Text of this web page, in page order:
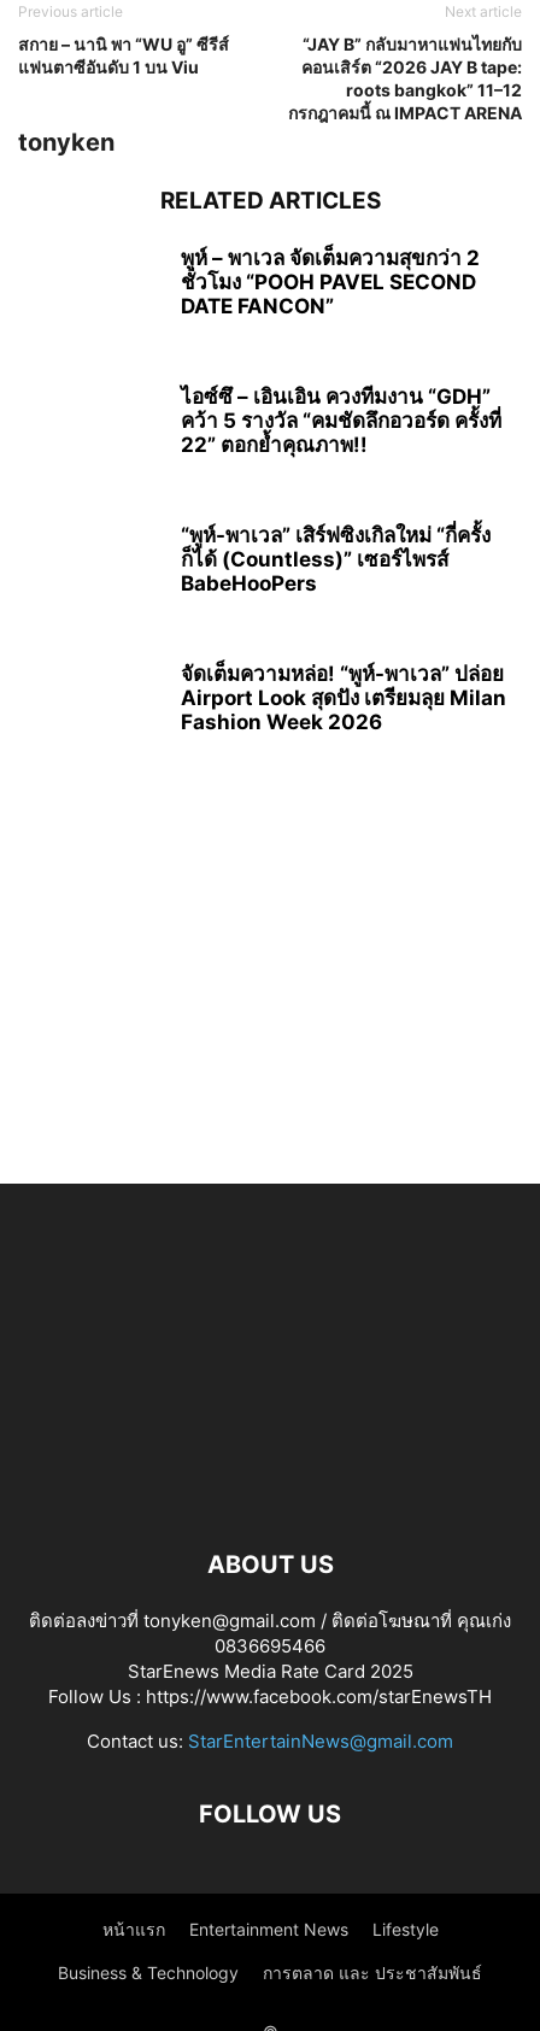
Previous article
สกาย – นานิ พา “WU อู” ซีรีส์
แฟนตาซีอันดับ 1 บน Viu
Next article
“JAY B” กลับมาหาแฟนไทยกับ
คอนเสิร์ต “2026 JAY B tape:
roots bangkok” 11–12
กรกฎาคมนี้ ณ IMPACT ARENA
tonyken
RELATED ARTICLES
พูห์ – พาเวล จัดเต็มความสุขกว่า 2
ชั่วโมง “POOH PAVEL SECOND
DATE FANCON”
ไอซ์ซึ – เอินเอิน ควงทีมงาน “GDH”
คว้า 5 รางวัล “คมชัดลึกอวอร์ด ครั้งที่
22” ตอกย้ำคุณภาพ!!
“พูห์-พาเวล” เสิร์ฟซิงเกิลใหม่ “กี่ครั้ง
ก็ได้ (Countless)” เซอร์ไพรส์
BabeHooPers
จัดเต็มความหล่อ! “พูห์-พาเวล” ปล่อย
Airport Look สุดปัง เตรียมลุย Milan
Fashion Week 2026
ABOUT US
ติดต่อลงข่าวที่ tonyken@gmail.com / ติดต่อโฆษณาที่ คุณเก่ง
0836695466
StarEnews Media Rate Card 2025
Follow Us : https://www.facebook.com/starEnewsTH
Contact us: StarEntertainNews@gmail.com
FOLLOW US
หน้าแรก Entertainment News Lifestyle
Business & Technology การตลาด และ ประชาสัมพันธ์